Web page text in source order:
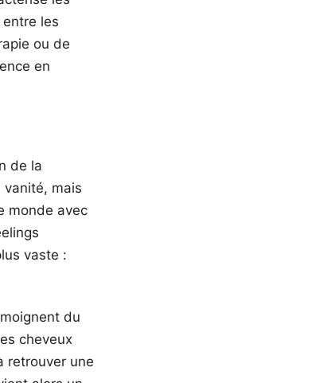
les
ou de
en
de la
mais
monde avec
vaste :
du
cheveux
retrouver une